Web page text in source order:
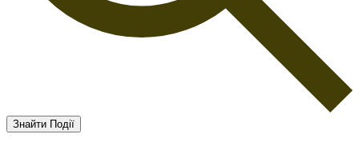
Знайти Події